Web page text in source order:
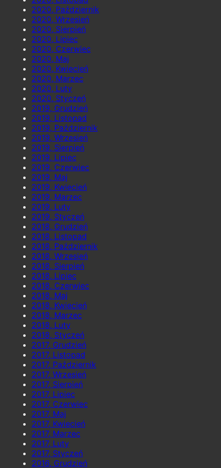
2020, Październik
2020, Wrzesień
2020, Sierpień
2020, Lipiec
2020, Czerwiec
2020, Maj
2020, Kwiecień
2020, Marzec
2020, Luty
2020, Styczeń
2019, Grudzień
2019, Listopad
2019, Październik
2019, Wrzesień
2019, Sierpień
2019, Lipiec
2019, Czerwiec
2019, Maj
2019, Kwiecień
2019, Marzec
2019, Luty
2019, Styczeń
2018, Grudzień
2018, Listopad
2018, Październik
2018, Wrzesień
2018, Sierpień
2018, Lipiec
2018, Czerwiec
2018, Maj
2018, Kwiecień
2018, Marzec
2018, Luty
2018, Styczeń
2017, Grudzień
2017, Listopad
2017, Październik
2017, Wrzesień
2017, Sierpień
2017, Lipiec
2017, Czerwiec
2017, Maj
2017, Kwiecień
2017, Marzec
2017, Luty
2017, Styczeń
2016, Grudzień